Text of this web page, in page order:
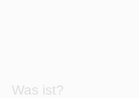
Was ist?